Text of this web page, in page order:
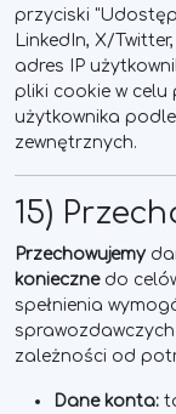
przyciski
LinkedIn, X/
adres IP
pliki cookie w celu
użytkownika
zewnętrznych.
15)
Przechowujemy
koniecznedo
spełnienia
sprawozdawczych
zależności od
Dane konta: